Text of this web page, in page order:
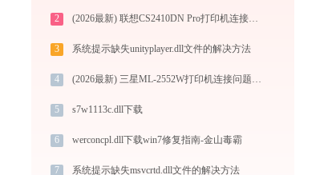
2 (2026最新) 联想CS2410DN Pro打印机连接问题解决方法 - 金山毒霸
3 系统提示缺失unityplayer.dll文件的解决方法
4 (2026最新) 三星ML-2552W打印机连接问题怎么解决？-金山毒霸
5 s7w1113c.dll下载
6 werconcpl.dll下载win7修复指南-金山毒霸
7 系统提示缺失msvcrtd.dll文件的解决方法